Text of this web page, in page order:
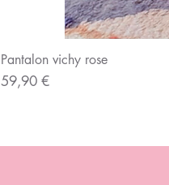
Pantalon vichy rose
Prix
59,90 €